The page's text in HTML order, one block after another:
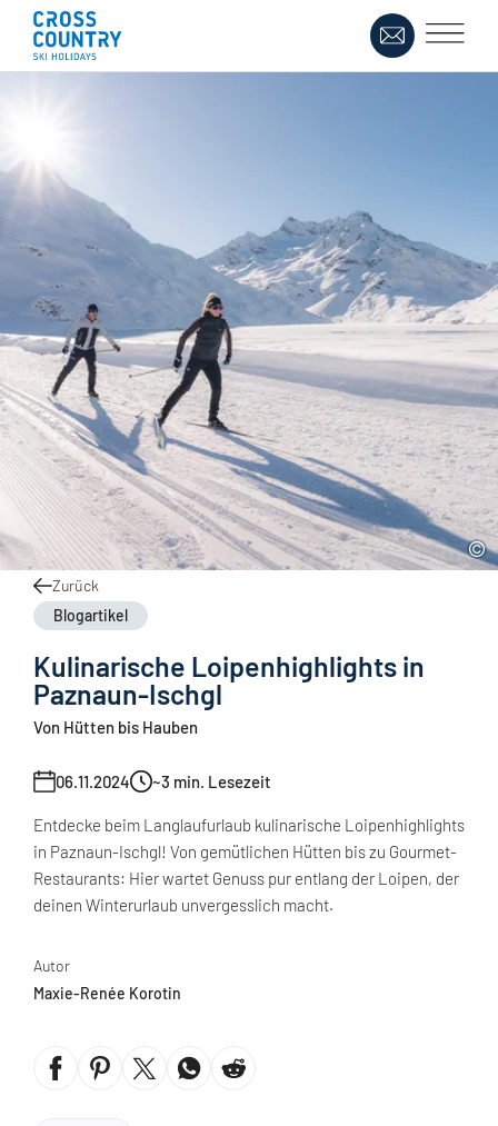
Zurück
Blogartikel
Kulinarische Loipenhighlights in
Paznaun-Ischgl
Von Hütten bis Hauben
06.11.2024 ~3 min. Lesezeit
Entdecke beim Langlaufurlaub kulinarische Loipenhighlights
in Paznaun-Ischgl! Von gemütlichen Hütten bis zu Gourmet-
Restaurants: Hier wartet Genuss pur entlang der Loipen, der
deinen Winterurlaub unvergesslich macht.
Autor
Maxie-Renée Korotin